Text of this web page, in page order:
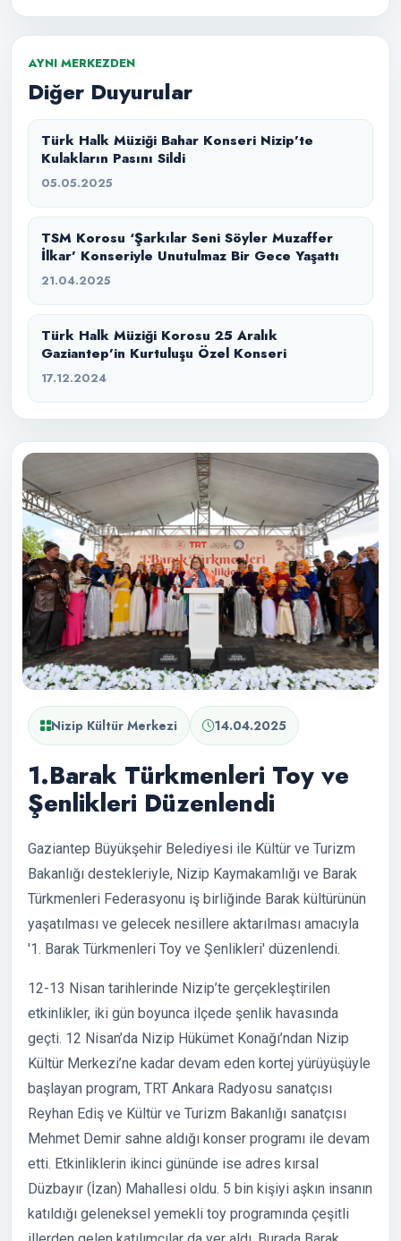
Nizip Kültür Merkezi 14.04.2025
1.Barak Türkmenleri Toy ve
Şenlikleri Düzenlendi
Gaziantep Büyükşehir Belediyesi ile Kültür ve Turizm
Bakanlığı destekleriyle, Nizip Kaymakamlığı ve Barak
Türkmenleri Federasyonu iş birliğinde Barak kültürünün
yaşatılması ve gelecek nesillere aktarılması amacıyla
'1. Barak Türkmenleri Toy ve Şenlikleri' düzenlendi.
12-13 Nisan tarihlerinde Nizip’te gerçekleştirilen
etkinlikler, iki gün boyunca ilçede şenlik havasında
geçti. 12 Nisan’da Nizip Hükümet Konağı’ndan Nizip
Kültür Merkezi’ne kadar devam eden kortej yürüyüşüyle
başlayan program, TRT Ankara Radyosu sanatçısı
Reyhan Ediş ve Kültür ve Turizm Bakanlığı sanatçısı
Mehmet Demir sahne aldığı konser programı ile devam
etti. Etkinliklerin ikinci gününde ise adres kırsal
Düzbayır (İzan) Mahallesi oldu. 5 bin kişiyi aşkın insanın
katıldığı geleneksel yemekli toy programında çeşitli
AYNI MERKEZDEN
Diğer Duyurular
Türk Halk Müziği Bahar Konseri Nizip’te
Kulakların Pasını Sildi
05.05.2025
TSM Korosu ‘Şarkılar Seni Söyler Muzaffer
İlkar’ Konseriyle Unutulmaz Bir Gece Yaşattı
21.04.2025
Türk Halk Müziği Korosu 25 Aralık
Gaziantep’in Kurtuluşu Özel Konseri
17.12.2024